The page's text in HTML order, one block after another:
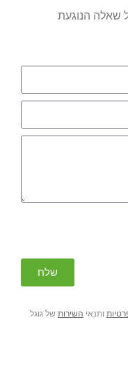
שאלה הנוגעת
שלח
ותנאי השירות של גוגל